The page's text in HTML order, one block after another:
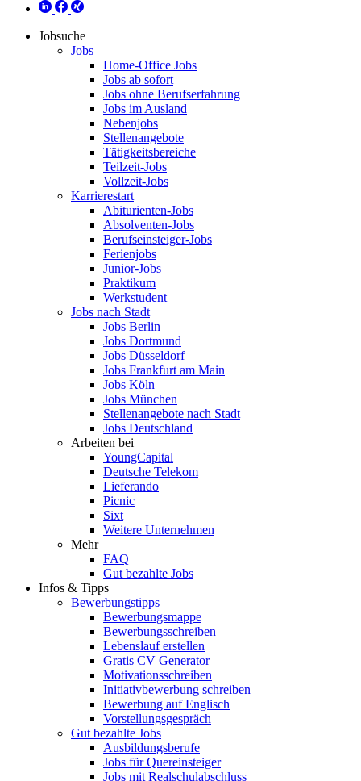
Jobsuche
Jobs
Home-Office Jobs
Jobs ab sofort
Jobs ohne Berufserfahrung
Jobs im Ausland
Nebenjobs
Stellenangebote
Tätigkeitsbereiche
Teilzeit-Jobs
Vollzeit-Jobs
Karrierestart
Abiturienten-Jobs
Absolventen-Jobs
Berufseinsteiger-Jobs
Ferienjobs
Junior-Jobs
Praktikum
Werkstudent
Jobs nach Stadt
Jobs Berlin
Jobs Dortmund
Jobs Düsseldorf
Jobs Frankfurt am Main
Jobs Köln
Jobs München
Stellenangebote nach Stadt
Jobs Deutschland
Arbeiten bei
YoungCapital
Deutsche Telekom
Lieferando
Picnic
Sixt
Weitere Unternehmen
Mehr
FAQ
Gut bezahlte Jobs
Infos & Tipps
Bewerbungstipps
Bewerbungsmappe
Bewerbungsschreiben
Lebenslauf erstellen
Gratis CV Generator
Motivationsschreiben
Initiativbewerbung schreiben
Bewerbung auf Englisch
Vorstellungsgespräch
Gut bezahlte Jobs
Ausbildungsberufe
Jobs für Quereinsteiger
Jobs mit Realschulabschluss